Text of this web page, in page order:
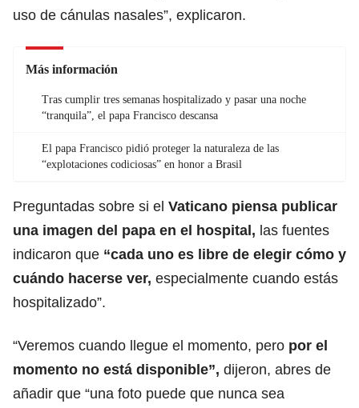
uso de cánulas nasales”, explicaron.
Más información
Tras cumplir tres semanas hospitalizado y pasar una noche
“tranquila”, el papa Francisco descansa
El papa Francisco pidió proteger la naturaleza de las
“explotaciones codiciosas” en honor a Brasil
Preguntadas sobre si el Vaticano piensa publicar
una imagen del papa en el hospital, las fuentes
indicaron que “cada uno es libre de elegir cómo y
cuándo hacerse ver, especialmente cuando estás
hospitalizado”.
“Veremos cuando llegue el momento, pero por el
momento no está disponible”, dijeron, abres de
añadir que “una foto puede que nunca sea